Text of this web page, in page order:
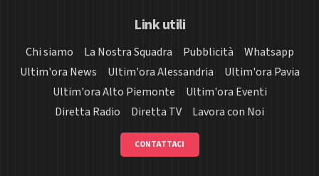
Link utili
Chi siamo La Nostra Squadra Pubblicità
Whatsapp
Ultim'ora News
Ultim'ora Alessandria
Ultim'ora Pavia
Ultim'ora Alto Piemonte
Ultim'ora Eventi
Diretta Radio
Diretta TV Lavora con Noi
CONTATTACI